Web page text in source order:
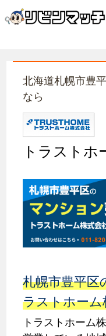
北海道札幌市豊
なら
トラストホ
札幌市豊平
ラストホーム
トラストホーム